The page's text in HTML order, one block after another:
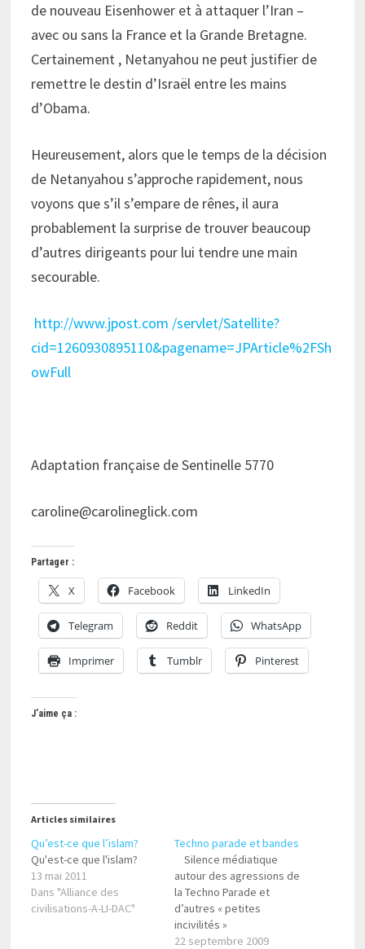
de nouveau Eisenhower et à attaquer l’Iran –
avec ou sans la France et la Grande Bretagne.
Certainement , Netanyahou ne peut justifier de
remettre le destin d’Israël entre les mains
d’Obama.
Heureusement, alors que le temps de la décision
de Netanyahou s’approche rapidement, nous
voyons que s’il s’empare de rênes, il aura
probablement la surprise de trouver beaucoup
d’autres dirigeants pour lui tendre une main
secourable.
http://www.jpost.com /servlet/Satellite?
cid=1260930895110&pagename=JPArticle%2FSh
owFull
Adaptation française de Sentinelle 5770
caroline@carolineglick.com
Partager :
X Facebook LinkedIn
Telegram Reddit WhatsApp
Imprimer Tumblr Pinterest
J’aime ça :
Articles similaires
Qu’est-ce que l’islam?
Qu'est-ce que l'islam?
13 mai 2011
Dans "Alliance des
civilisations-A-LI-DAC"
Techno parade et bandes
Silence médiatique
autour des agressions de
la Techno Parade et
d’autres « petites
incivilités »
22 septembre 2009